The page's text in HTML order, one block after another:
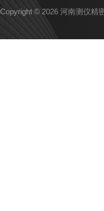
Copyright © 2026 河南测仪精